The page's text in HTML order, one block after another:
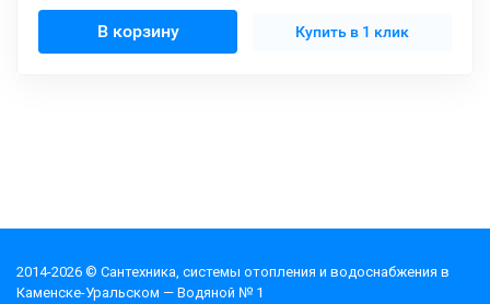
В корзину Купить в 1 клик
2014-2026 © Cантехника, системы отопления и водоснабжения в
Каменске-Уральском — Водяной № 1